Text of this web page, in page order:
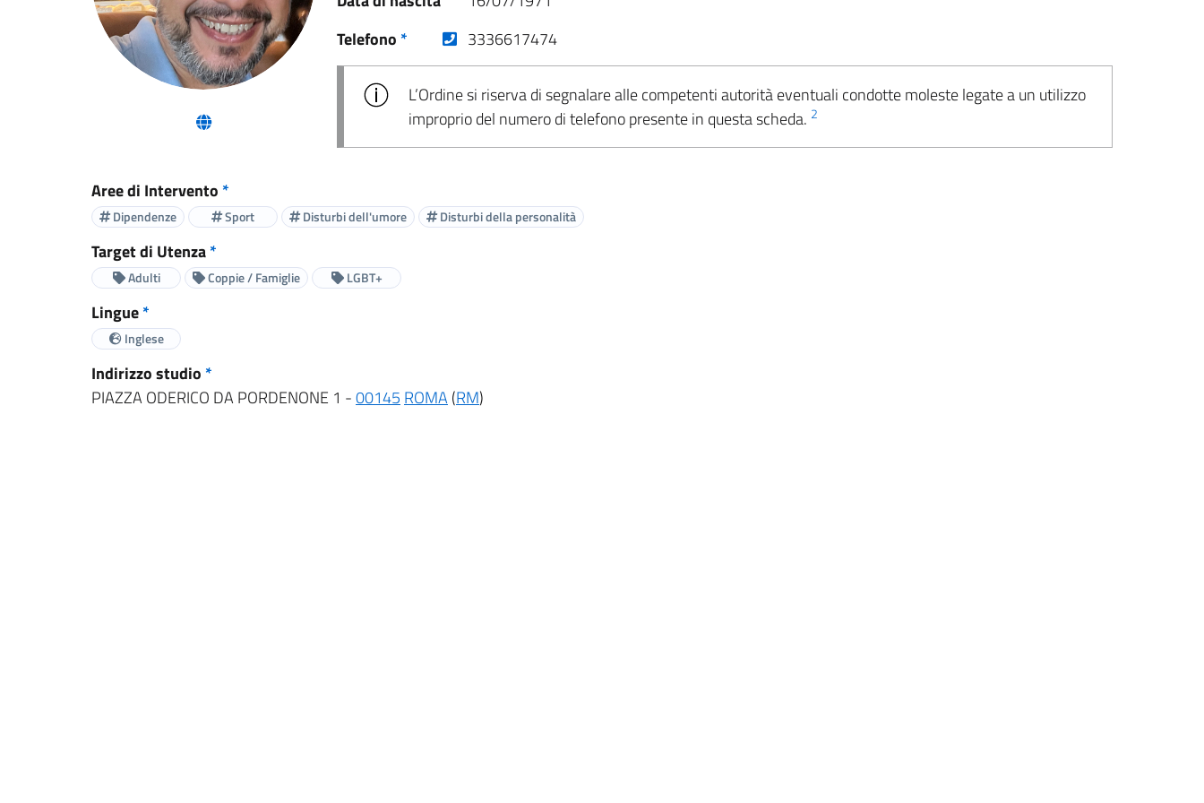
(nuova scheda - new tab)
Telefono * (nuova scheda - new tab)
3336617474
L’Ordine si riserva di segnalare alle competenti autorità eventuali condotte moleste legate a un utilizzo
improprio del numero di telefono presente in questa scheda. 2
Aree di Intervento *
Dipendenze Sport Disturbi dell'umore Disturbi della personalità
Target di Utenza*
Adulti Coppie / Famiglie LGBT+
Lingue*
Inglese
Indirizzo studio *
PIAZZA ODERICO DA PORDENONE 1 -00145 ROMA(RM)